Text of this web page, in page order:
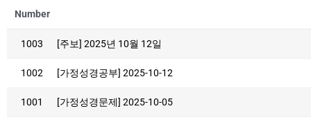
Number
1003 [주보] 2025년 10월 12일
1002 [가정성경공부] 2025-10-12
1001 [가정성경문제] 2025-10-05